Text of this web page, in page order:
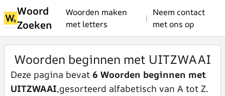
Woord
Zoeken
Woorden maken
met letters
|
Neem contact
met ons op
Woorden beginnen met UITZWAAI
Deze pagina bevat 6 Woorden beginnen met
UITZWAAI,gesorteerd alfabetisch van A tot Z.